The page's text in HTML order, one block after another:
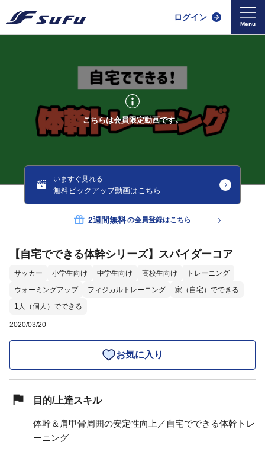
ログイン
こちらは会員限定動画です。
いますぐ見れる
無料ピックアップ動画はこちら
2週間無料の会員登録はこちら
【自宅でできる体幹シリーズ】スパイダーコア
サッカー 小学生向け 中学生向け 高校生向け
トレーニング
ウォーミングアップ
フィジカルトレーニング
家（自宅）でできる
1人（個人）でできる
2020/03/20
お気に入り
目的/上達スキル
体幹＆肩甲骨周囲の安定性向上／自宅でできる体幹トレ
ーニング